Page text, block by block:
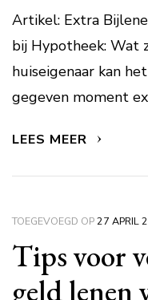
Artikel: Extra
bij Hypotheek: Wat
huiseigenaar kan
gegeven moment
LEES MEER
TOEGEVOEGD OP27 APRIL
Tips voor
geld lenen